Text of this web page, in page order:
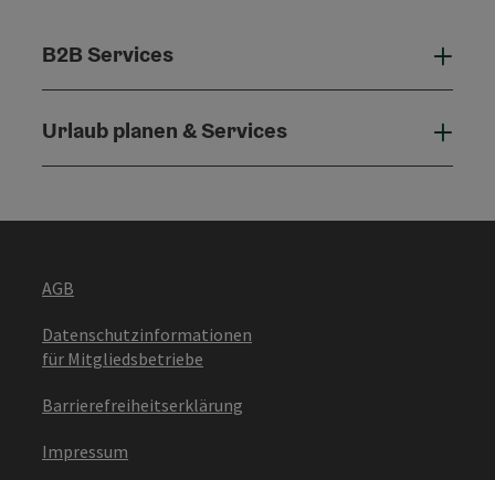
B2B Services
Urlaub planen & Services
AGB
Datenschutzinformationen
für Mitgliedsbetriebe
Barrierefreiheitserklärung
Impressum